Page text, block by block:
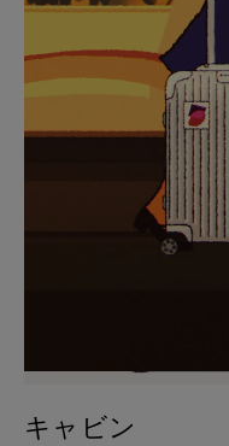
IT
IT
キャビン